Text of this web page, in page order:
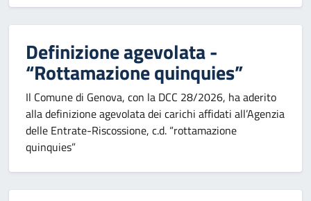
Definizione agevolata -
“Rottamazione quinquies”
Il Comune di Genova, con la DCC 28/2026, ha aderito
alla definizione agevolata dei carichi affidati all’Agenzia
delle Entrate-Riscossione, c.d. “rottamazione
quinquies”